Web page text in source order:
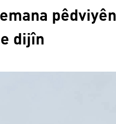
dijîn